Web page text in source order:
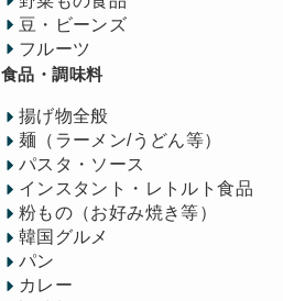
豆・ビーンズ
フルーツ
食品・調味料
揚げ物全般
麺（ラーメン/うどん等）
パスタ・ソース
インスタント・レトルト食品
粉もの（お好み焼き等）
韓国グルメ
パン
カレー